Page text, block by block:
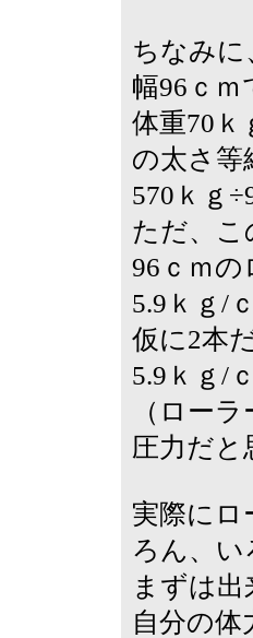
ちなみに
幅96ｃｍ
体重70
の太さ等
570ｋｇ
ただ、こ
96ｃｍ
5.9ｋｇ/
仮に2本
5.9ｋｇ/
（ロー
圧力だと
実際にロ
ろん、
まずは
自分の体